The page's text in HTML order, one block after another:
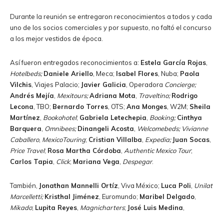
Durante la reunión se entregaron reconocimientos a todos y cada
uno de los socios comerciales y por supuesto, no faltó el concurso
a los mejor vestidos de época.
Así fueron entregados reconocimientos a: Estela García Rojas
Hotelbeds; Daniele Ariello , Meca; Isabel Flores , Nuba; Paola
Vilchis , Viajes Palacio; Javier Galicia , Operadora Concierge;
Andrés Mejía Mexitours;Adriana Mota Traveltino; Rodrigo
Lecona , TBO; Bernardo Torres , OTS; Ana Monges , W2M; Sheila
Martínez Bookohotel; Gabriela Letechepia Booking;Cinthya
Barquera Omnibees; Dinangeli Acosta Welcomebeds; Vivianne
Caballero, MexicoTouring; Cristian Villalba Expedia; Juan Socas
Price Travel; Rosa Martha Córdoba Authentic Mexico Tour;
Carlos Tapia Click; Mariana Vega Despegar.
También, Jonathan Mannelli Ortíz , Viva México; Luca Poli Unilat
Marcelletti; Kristhal Jiménez , Euromundo; Maribel Delgado
Mikado; Lupita Reyes Magnicharters; José Luis Medina